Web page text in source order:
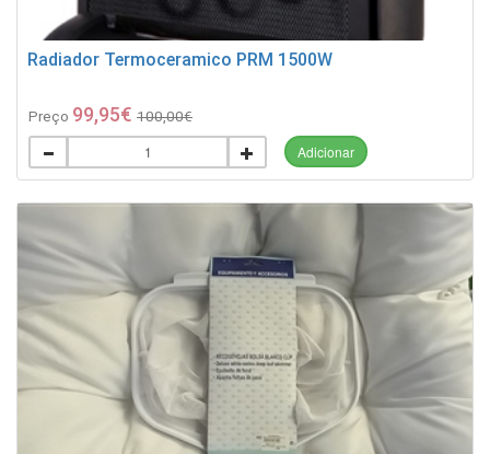
Radiador Termoceramico PRM 1500W
Preço 99,95€ 100,00€
Adicionar